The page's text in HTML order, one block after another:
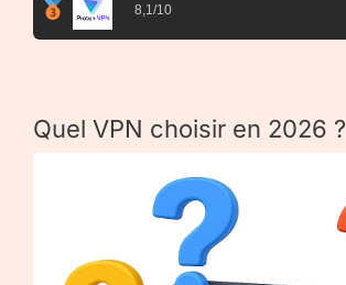
8,1/10
Quel VPN choisir en 2026 ?